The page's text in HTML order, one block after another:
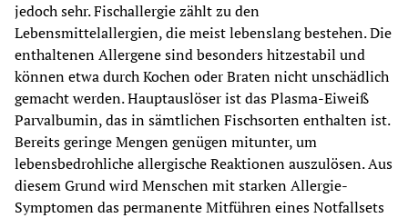
jedoch sehr. Fischallergie zählt zu den
Lebensmittelallergien, die meist lebenslang bestehen. Die
enthaltenen Allergene sind besonders hitzestabil und
können etwa durch Kochen oder Braten nicht unschädlich
gemacht werden. Hauptauslöser ist das Plasma-Eiweiß
Parvalbumin, das in sämtlichen Fischsorten enthalten ist.
Bereits geringe Mengen genügen mitunter, um
lebensbedrohliche allergische Reaktionen auszulösen. Aus
diesem Grund wird Menschen mit starken Allergie-
Symptomen das permanente Mitführen eines Notfallsets